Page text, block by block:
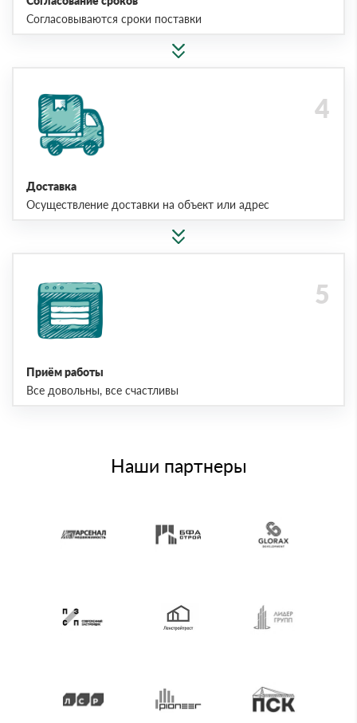
Согласовываются сроки поставки
Доставка
Осуществление доставки на объект или адрес
Приём работы
Все довольны, все счастливы
Наши партнеры